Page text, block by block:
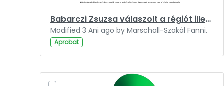
Babarczi Zsuzsa válaszolt a régiót illető kérdéseinkre.pdf
Modified 3 Ani ago by Marschall-Szakál Fanni.
Aprobat